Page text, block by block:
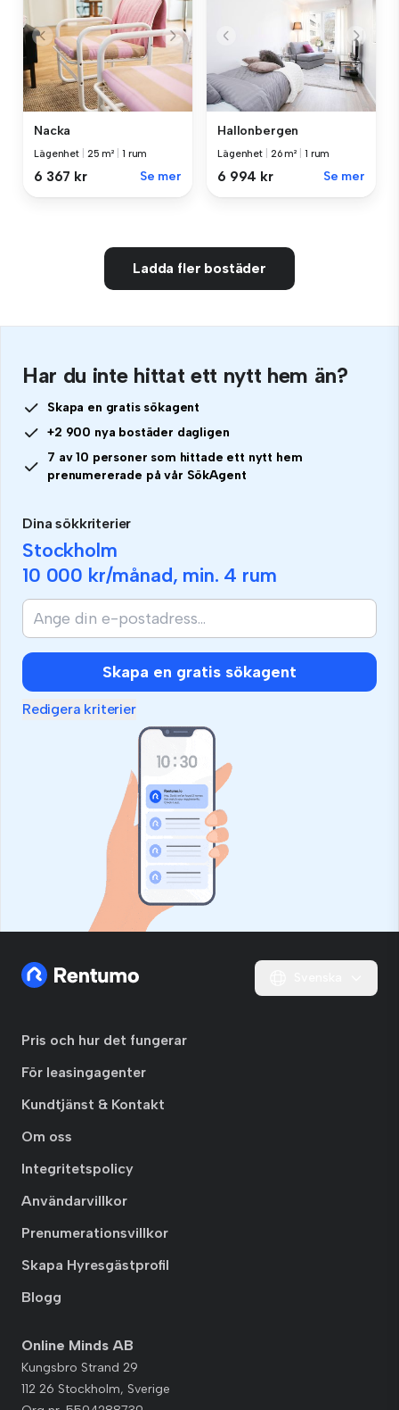
Nacka
Lägenhet 25 m² 1 rum
6 367 kr Se mer
Hallonbergen
Lägenhet 26 m² 1 rum
6 994 kr Se mer
Ladda fler bostäder
Har du inte hittat ett nytt hem än?
Skapa en gratis sökagent
+2 900 nya bostäder dagligen
7 av 10 personer som hittade ett nytt hem
prenumererade på vår SökAgent
Dina sökkriterier
Stockholm
10 000 kr/månad, min. 4 rum
Skapa en gratis sökagent
Redigera kriterier
Pris och hur det fungerar
För leasingagenter
Kundtjänst & Kontakt
Om oss
Integritetspolicy
Användarvillkor
Prenumerationsvillkor
Skapa Hyresgästprofil
Blogg
Online Minds AB
Kungsbro Strand 29
112 26 Stockholm, Sverige